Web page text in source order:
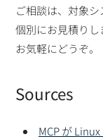
ご相談は、対象
個別にお見積りし
お気軽にどうぞ。
Sources
MCP が